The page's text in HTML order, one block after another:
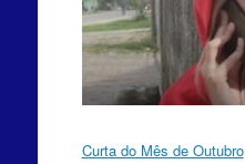
Curta do Mês de Outubro